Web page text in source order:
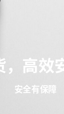
，高效
安全有保障